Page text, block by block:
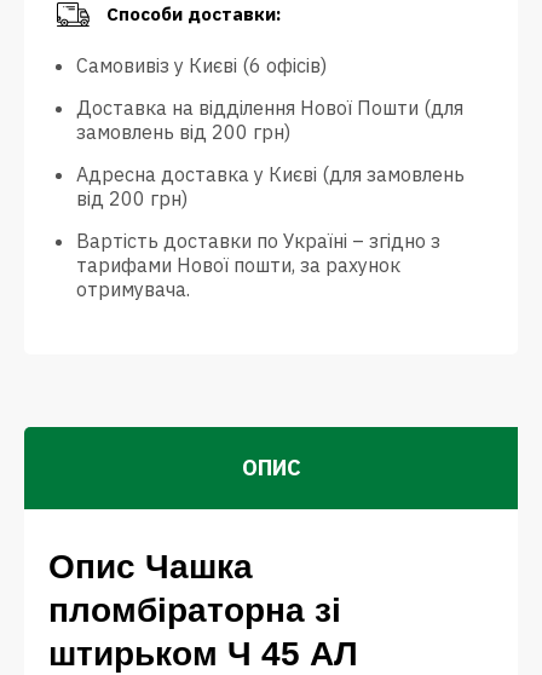
Способи доставки:
Самовивіз у Києві (6 офісів)
Доставка на відділення Нової Пошти (для
замовлень від 200 грн)
Адресна доставка у Києві (для замовлень
від 200 грн)
Вартість доставки по Україні – згідно з
тарифами Нової пошти, за рахунок
отримувача.
ОПИС
Опис Чашка
пломбіраторна зі
штирьком Ч 45 АЛ